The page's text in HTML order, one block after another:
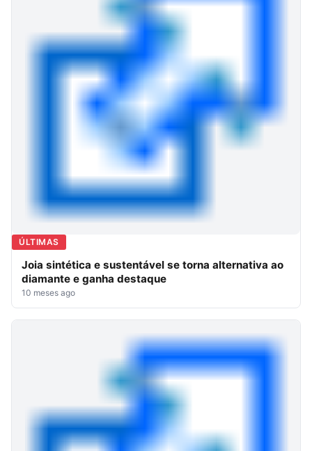
ÚLTIMAS
Joia sintética e sustentável se torna alternativa ao
diamante e ganha destaque
10 meses ago